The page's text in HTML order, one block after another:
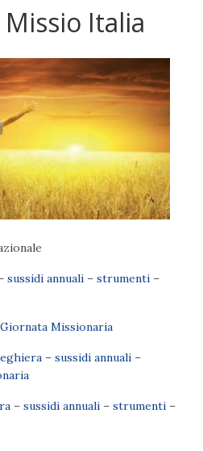
Italia
sussidi annuali – strumenti –
Giornata Missionaria
– sussidi annuali –
– sussidi annuali – strumenti –